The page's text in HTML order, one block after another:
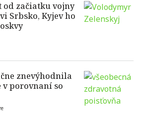
od začiatku vojny
Srbsko, Kyjev ho
znevýhodnila
v porovnaní so